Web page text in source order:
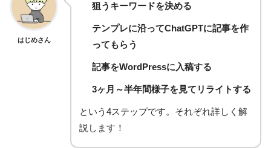
はじめさん
狙うキーワードを決める
テンプレに沿ってChatGPTに記事を作
ってもらう
記事をWordPressに入稿する
3ヶ月～半年間様子を見てリライトする
という4ステップです。それぞれ詳しく解
説します！